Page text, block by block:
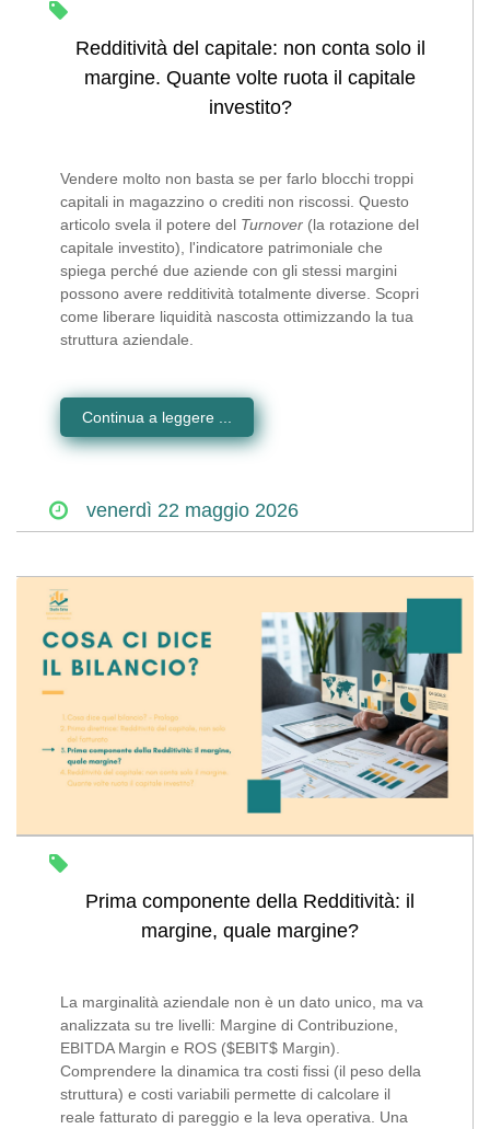
Redditività del capitale: non conta solo il
margine. Quante volte ruota il capitale
investito?
Vendere molto non basta se per farlo blocchi troppi
capitali in magazzino o crediti non riscossi. Questo
articolo svela il potere del Turnover (la rotazione del
capitale investito), l'indicatore patrimoniale che
spiega perché due aziende con gli stessi margini
possono avere redditività totalmente diverse. Scopri
come liberare liquidità nascosta ottimizzando la tua
struttura aziendale.
Continua a leggere ...
venerdì 22 maggio 2026
Prima componente della Redditività: il
margine, quale margine?
La marginalità aziendale non è un dato unico, ma va
analizzata su tre livelli: Margine di Contribuzione,
EBITDA Margin e ROS ($EBIT$ Margin).
Comprendere la dinamica tra costi fissi (il peso della
struttura) e costi variabili permette di calcolare il
reale fatturato di pareggio e la leva operativa. Una